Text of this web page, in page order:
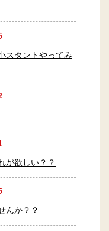
スタントやってみ
が欲しい？？
んか？？